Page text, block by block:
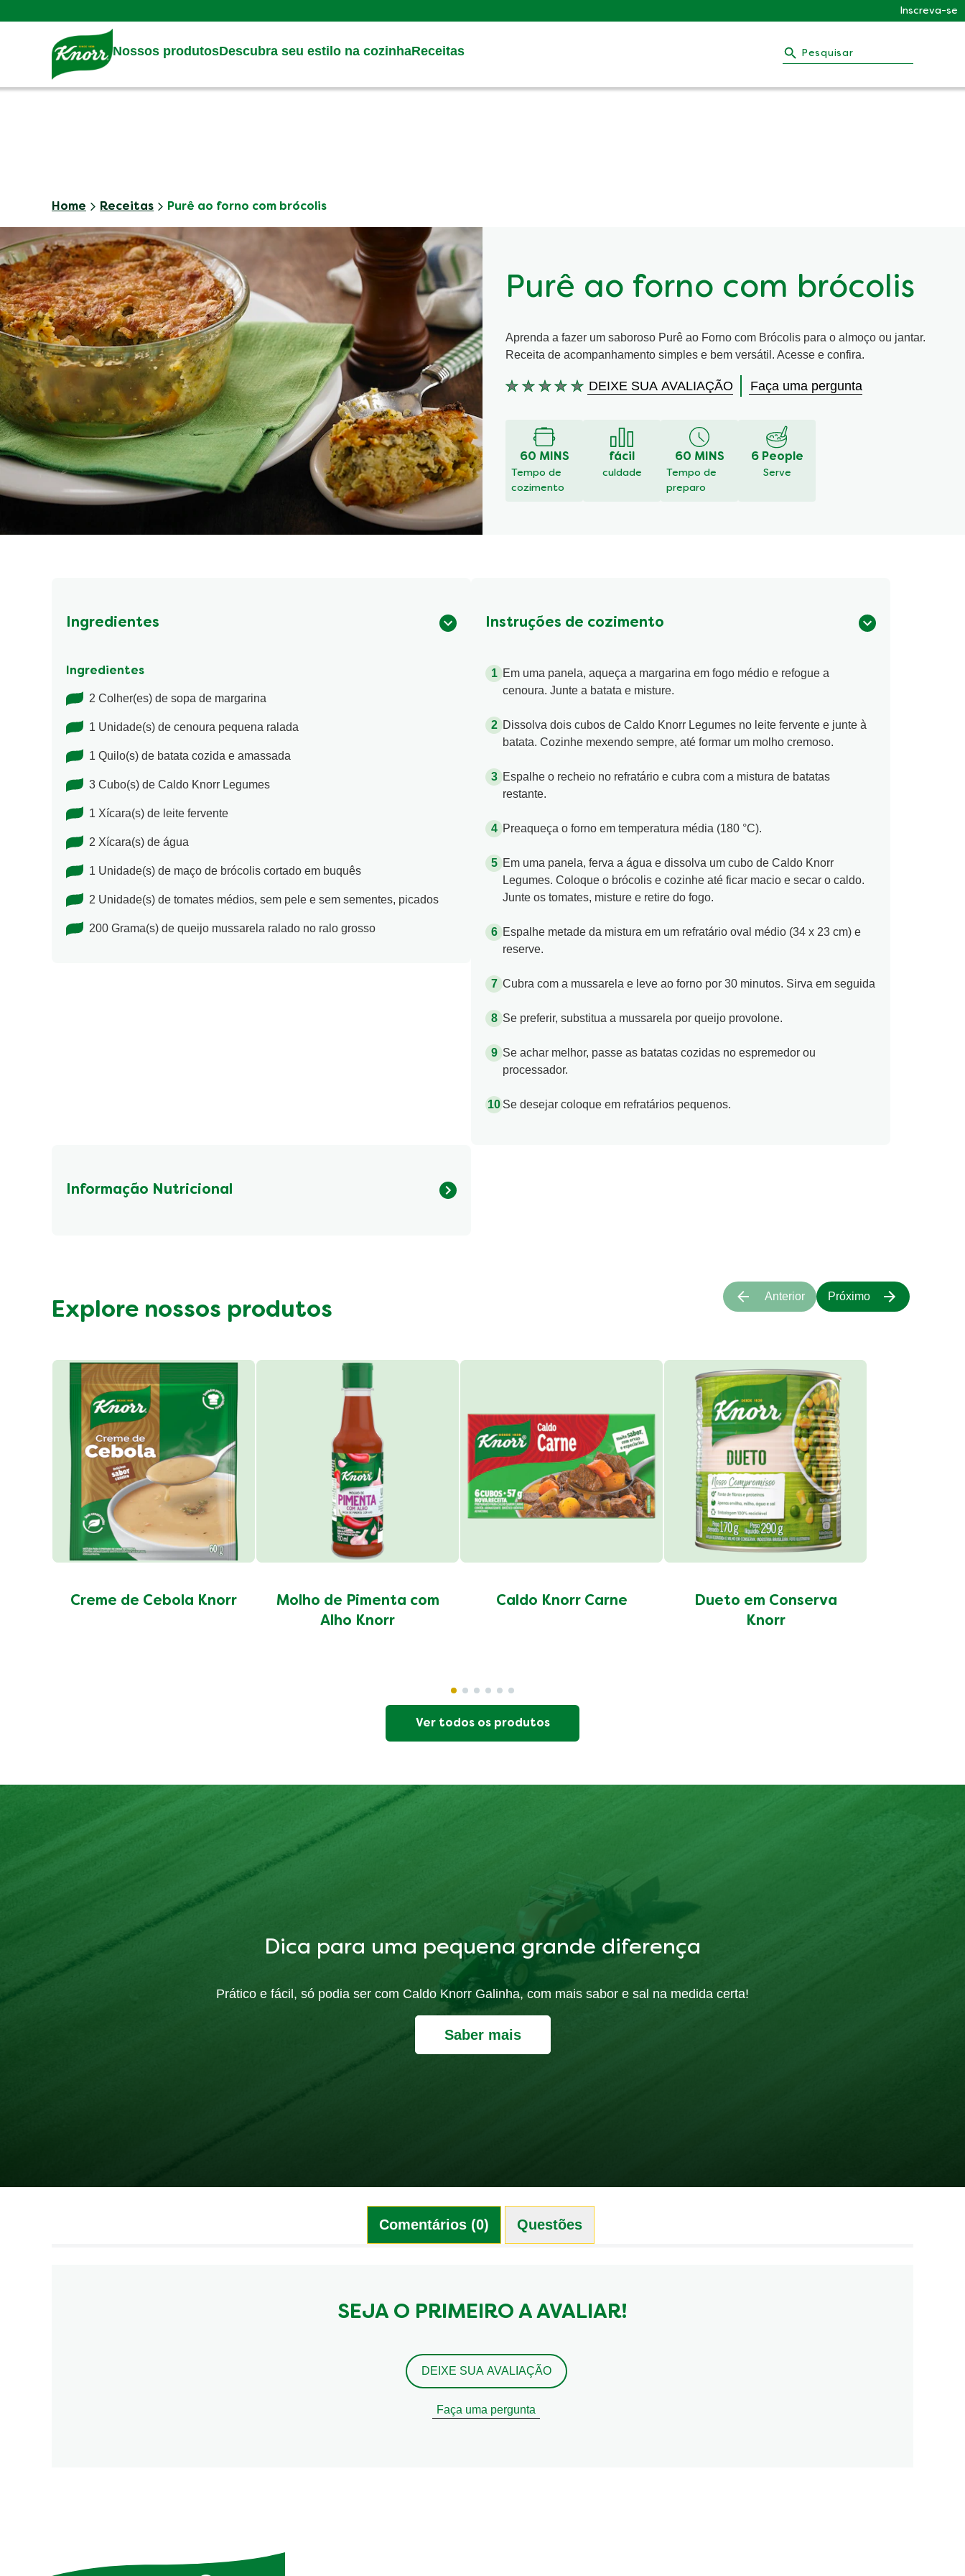
Main content
Inscreva-se
Nossos produtosDescubra seu estilo na cozinhaReceitas Pesquisar
Home Receitas Purê ao forno com brócolis
Purê ao forno com brócolis
Aprenda a fazer um saboroso Purê ao Forno com Brócolis para o almoço ou jantar.
Receita de acompanhamento simples e bem versátil. Acesse e confira.
Nenhuma
este
recipe
DEIXE SUA AVALIAÇÃO Faça uma pergunta
60 MINS
Tempo de
cozimento
fácil
culdade
60 MINS
Tempo de
preparo
6 People
Serve
Ingredientes
Ingredientes
2 Colher(es) de sopa de margarina
1 Unidade(s) de cenoura pequena ralada
1 Quilo(s) de batata cozida e amassada
3 Cubo(s) de Caldo Knorr Legumes
1 Xícara(s) de leite fervente
2 Xícara(s) de água
1 Unidade(s) de maço de brócolis cortado em buquês
2 Unidade(s) de tomates médios, sem pele e sem sementes, picados
200 Grama(s) de queijo mussarela ralado no ralo grosso
Instruções de cozimento
Em uma panela, aqueça a margarina em fogo médio e refogue a
cenoura. Junte a batata e misture.
Dissolva dois cubos de Caldo Knorr Legumes no leite fervente e junte à
batata. Cozinhe mexendo sempre, até formar um molho cremoso.
Espalhe o recheio no refratário e cubra com a mistura de batatas
restante.
Preaqueça o forno em temperatura média (180 °C).
Em uma panela, ferva a água e dissolva um cubo de Caldo Knorr
Legumes. Coloque o brócolis e cozinhe até ficar macio e secar o caldo.
Junte os tomates, misture e retire do fogo.
Espalhe metade da mistura em um refratário oval médio (34 x 23 cm) e
reserve.
Cubra com a mussarela e leve ao forno por 30 minutos. Sirva em seguida
Se preferir, substitua a mussarela por queijo provolone.
Se achar melhor, passe as batatas cozidas no espremedor ou
processador.
Se desejar coloque em refratários pequenos.
Informação Nutricional
Explore nossos produtos
Creme de Cebola Knorr
Molho de Pimenta com
Alho Knorr
Caldo Knorr Carne
Dueto em Conserva
Knorr
Anterior Próximo
Ver todos os produtos
Dica para uma pequena grande diferença
Prático e fácil, só podia ser com Caldo Knorr Galinha, com mais sabor e sal na medida certa!
Saber mais
Comentários (0) Questões (0)
SEJA O PRIMEIRO A AVALIAR!
DEIXE SUA AVALIAÇÃO
Faça uma pergunta